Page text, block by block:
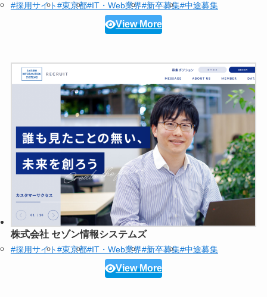
#採用サイト#東京都#IT・Web業界#新卒募集#中途募集
View More
株式会社 セゾン情報システムズ
#採用サイト#東京都#IT・Web業界#新卒募集#中途募集
View More